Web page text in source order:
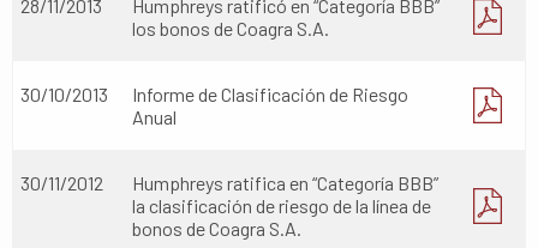
28/11/2013
Humphreys ratificó en “Categoría BBB”
los bonos de Coagra S.A.
30/10/2013
Informe de Clasificación de Riesgo
Anual
30/11/2012
Humphreys ratifica en “Categoría BBB”
la clasificación de riesgo de la línea de
bonos de Coagra S.A.